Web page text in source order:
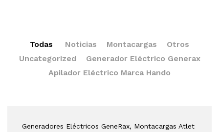
Todas Noticias Montacargas
Otros
Uncategorized
Generador Eléctrico Generax
Apilador Eléctrico Marca Hando
Generadores Eléctricos GeneRax, Montacargas Atlet